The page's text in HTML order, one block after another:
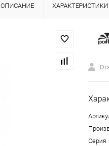
ОПИСАНИЕ ХАРАКТЕРИСТИКИ
Серия